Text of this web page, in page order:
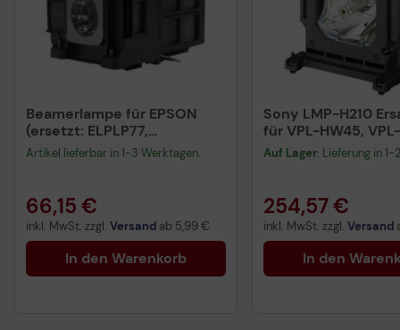
Beamerlampe für EPSON
(ersetzt: ELPLP77,
V13H010L77)
Artikel lieferbar in 1-3 Werktagen.
66,15 €
inkl. MwSt. zzgl. Versand ab 5,99 €
In den Warenkorb
Sony LMP-H210
für VPL-HW45,
Auf Lager: Lieferung in
254,57 €
inkl. MwSt. zzgl. Versand
In den